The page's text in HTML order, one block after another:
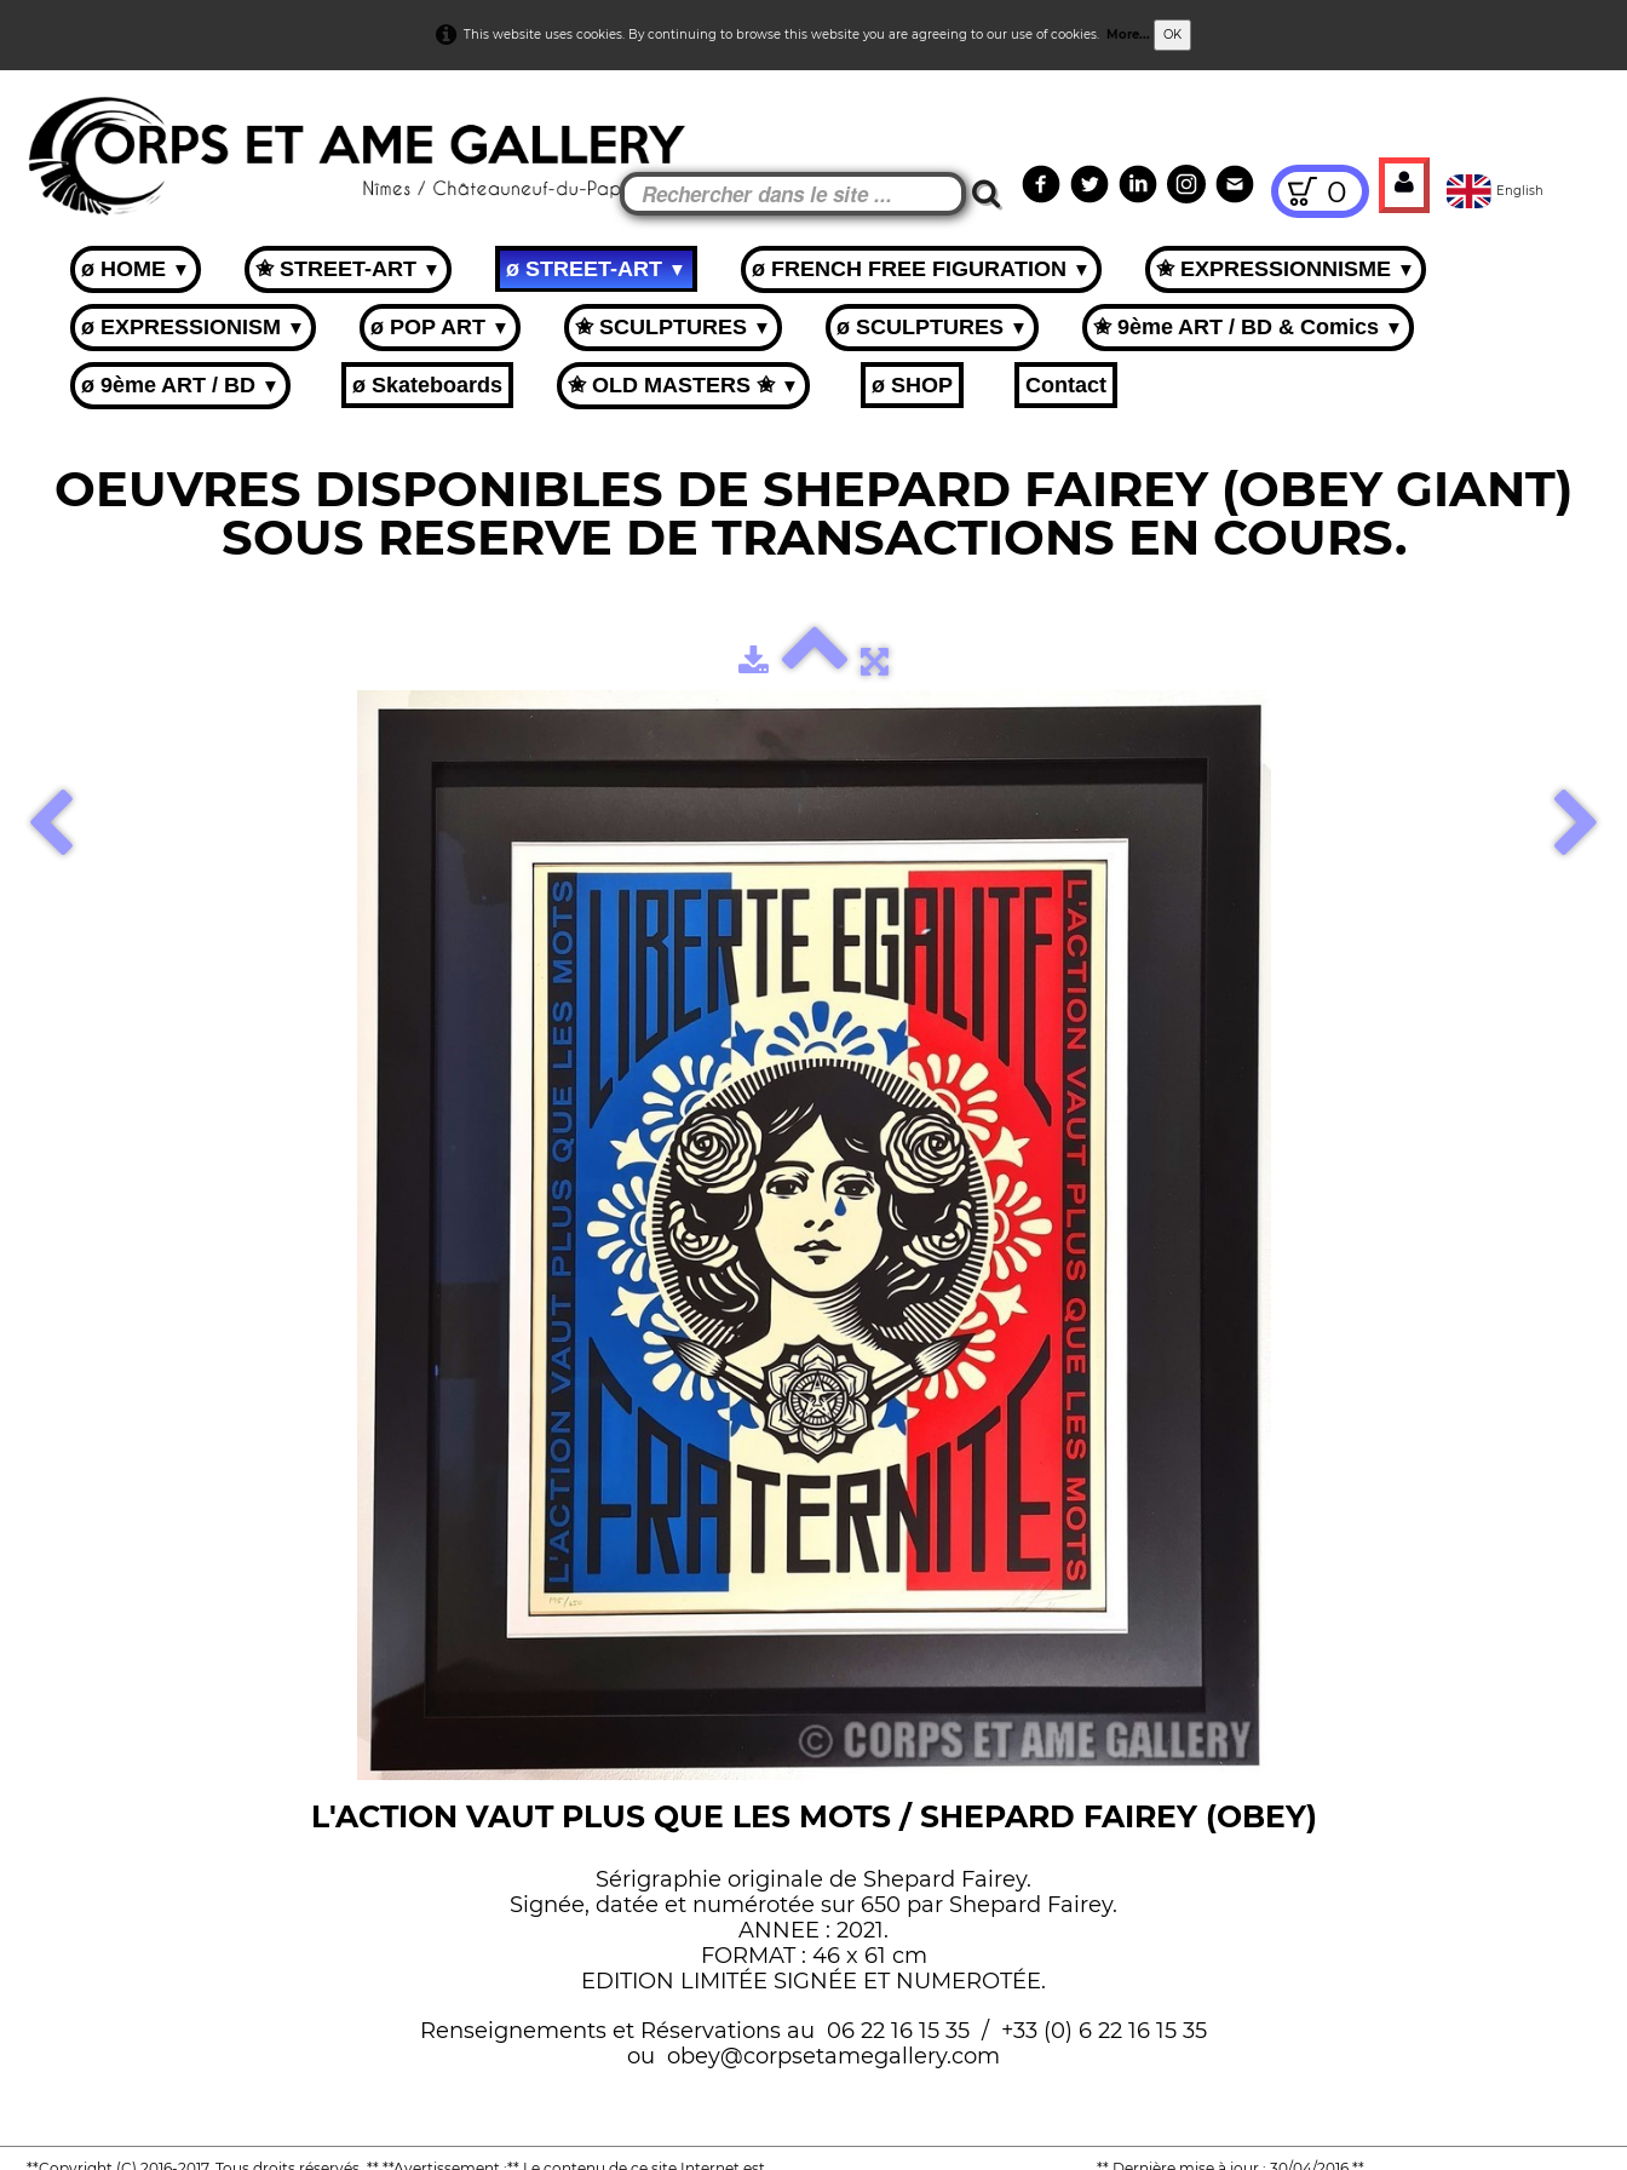
This website uses cookies. By continuing to browse this website you are agreeing to our use of cookies. More... OK
0 English
ø HOME ▼ ✬ STREET-ART ▼ ø STREET-ART▼ ø FRENCH FREE FIGURATION ▼ ✬ EXPRESSIONNISME ▼
ø EXPRESSIONISM ▼ ø POP ART ▼ ✬ SCULPTURES ▼ ø SCULPTURES ▼ ✬ 9ème ART / BD & Comics ▼
ø 9ème ART / BD ▼ ø Skateboards ✬ OLD MASTERS ✬ ▼ ø SHOP Contact
OEUVRES DISPONIBLES DE SHEPARD FAIREY (OBEY GIANT)
SOUS RESERVE DE TRANSACTIONS EN COURS.
L'ACTION VAUT PLUS QUE LES MOTS / SHEPARD FAIREY (OBEY)
Sérigraphie originale de Shepard Fairey.
Signée, datée et numérotée sur 650 par Shepard Fairey.
ANNEE : 2021.
FORMAT : 46 x 61 cm
EDITION LIMITÉE SIGNÉE ET NUMEROTÉE.
Renseignements et Réservations au 06 22 16 15 35 / +33 (0) 6 22 16 15 35
ou obey@corpsetamegallery.com